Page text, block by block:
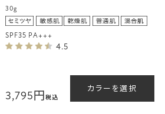
30g
4.5
SPF35 PA+++
3,795円税込
カラーを選択